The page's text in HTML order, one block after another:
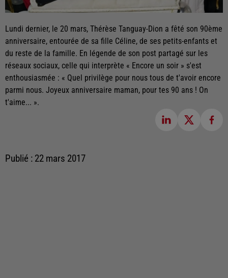
Lundi dernier, le 20 mars, Thérèse Tanguay-Dion a fêté son 90ème
anniversaire, entourée de sa fille Céline, de ses petits-enfants et
du reste de la famille. En légende de son post partagé sur les
réseaux sociaux, celle qui interprète « Encore un soir » s'est
enthousiasmée : « Quel privilège pour nous tous de t'avoir encore
parmi nous. Joyeux anniversaire maman, pour tes 90 ans ! On
t'aime... ».
Publié : 22 mars 2017